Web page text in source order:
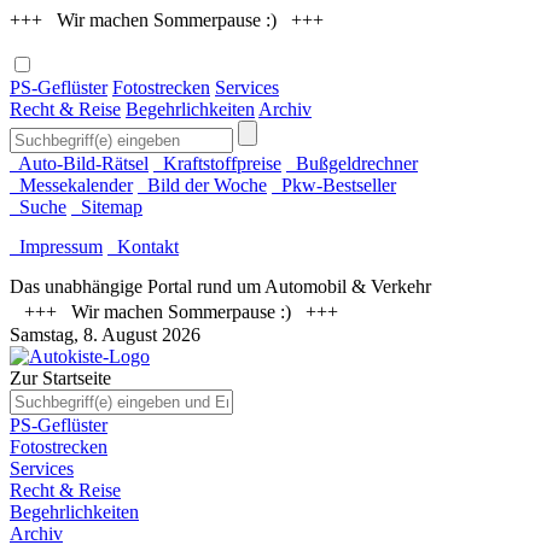
+++ Wir machen Sommerpause :) +++
PS-Geflüster Fotostrecken Services
Recht & Reise Begehrlichkeiten Archiv
Auto-Bild-Rätsel Kraftstoffpreise
Bußgeldrechner
Messekalender
Bild der Woche
Pkw-Bestseller
Suche
Sitemap
Impressum
Kontakt
Das unabhängige Portal rund um Automobil & Verkehr
+++ Wir machen Sommerpause :) +++
Samstag, 8. August 2026
Zur Startseite
PS-Geflüster
Fotostrecken
Services
Recht & Reise
Begehrlichkeiten
Archiv